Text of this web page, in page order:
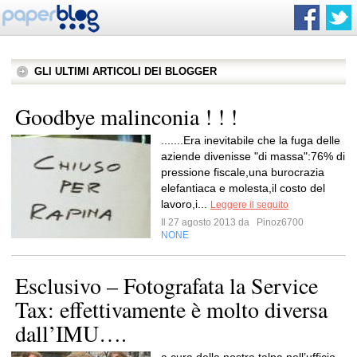
GLI ULTIMI ARTICOLI DEI BLOGGER
Goodbye malinconia ! ! !
.......Era inevitabile che la fuga delle
aziende divenisse "di massa":76% di
pressione fiscale,una burocrazia
elefantiaca e molesta,il costo del
lavoro,i...
Leggere il seguito
Il 27 agosto 2013 da
Pinoz6700
NONE
Esclusivo – Fotografata la Service
Tax: effettivamente è molto diversa
dall’IMU….